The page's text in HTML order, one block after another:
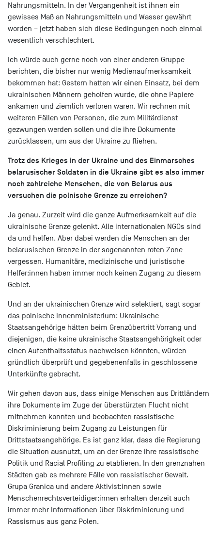
Nahrungsmitteln. In der Vergangenheit ist ihnen ein
gewisses Maß an Nahrungsmitteln und Wasser gewährt
worden – jetzt haben sich diese Bedingungen noch einmal
wesentlich verschlechtert.
Ich würde auch gerne noch von einer anderen Gruppe
berichten, die bisher nur wenig Medienaufmerksamkeit
bekommen hat: Gestern hatten wir einen Einsatz, bei dem
ukrainischen Männern geholfen wurde, die ohne Papiere
ankamen und ziemlich verloren waren. Wir rechnen mit
weiteren Fällen von Personen, die zum Militärdienst
gezwungen werden sollen und die ihre Dokumente
zurücklassen, um aus der Ukraine zu fliehen.
Trotz des Krieges in der Ukraine und des Einmarsches
belarusischer Soldaten in die Ukraine gibt es also immer
noch zahlreiche Menschen, die von Belarus aus
versuchen die polnische Grenze zu erreichen?
Ja genau. Zurzeit wird die ganze Aufmerksamkeit auf die
ukrainische Grenze gelenkt. Alle internationalen NGOs sind
da und helfen. Aber dabei werden die Menschen an der
belarusischen Grenze in der sogenannten roten Zone
vergessen. Humanitäre, medizinische und juristische
Helfer:innen haben immer noch keinen Zugang zu diesem
Gebiet.
Und an der ukrainischen Grenze wird selektiert, sagt sogar
das polnische Innenministerium: Ukrainische
Staatsangehörige hätten beim Grenzübertritt Vorrang und
diejenigen, die keine ukrainische Staatsangehörigkeit oder
einen Aufenthaltsstatus nachweisen könnten, würden
gründlich überprüft und gegebenenfalls in geschlossene
Unterkünfte gebracht.
Wir gehen davon aus, dass einige Menschen aus Drittländern
ihre Dokumente im Zuge der überstürzten Flucht nicht
mitnehmen konnten und beobachten rassistische
Diskriminierung beim Zugang zu Leistungen für
Drittstaatsangehörige. Es ist ganz klar, dass die Regierung
die Situation ausnutzt, um an der Grenze ihre rassistische
Politik und Racial Profiling zu etablieren. In den grenznahen
Städten gab es mehrere Fälle von rassistischer Gewalt.
Grupa Granica und andere Aktivist:innen sowie
Menschenrechtsverteidiger:innen erhalten derzeit auch
immer mehr Informationen über Diskriminierung und
Rassismus aus ganz Polen.